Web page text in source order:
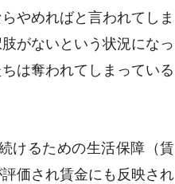
やめればと言われてしま
がないという状況になっ
は奪われてしまっている
けるための生活保障（賃
価され賃金にも反映され